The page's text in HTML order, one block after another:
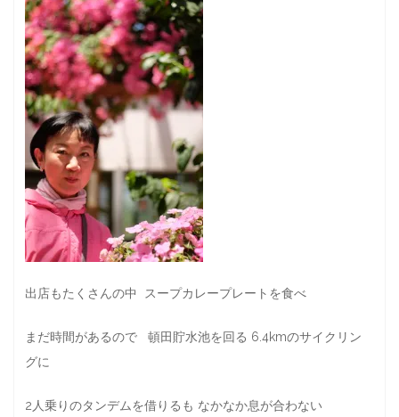
出店もたくさんの中 スープカレープレートを食べ
まだ時間があるので 頓田貯水池を回る 6.4kmのサイクリン
グに
2人乗りのタンデムを借りるも なかなか息が合わない